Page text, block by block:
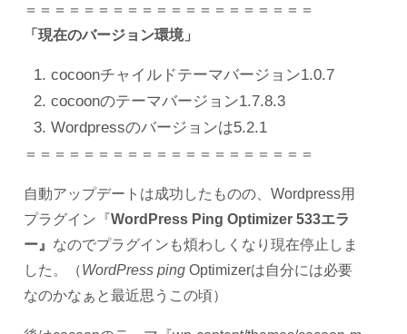
＝＝＝＝＝＝＝＝＝＝＝＝＝＝＝＝＝＝＝＝
「現在のバージョン環境」
cocoonチャイルドテーマバージョン1.0.7
cocoonのテーマバージョン1.7.8.3
Wordpressのバージョンは5.2.1
＝＝＝＝＝＝＝＝＝＝＝＝＝＝＝＝＝＝＝＝
自動アップデートは成功したものの、Wordpress用
プラグイン『WordPress Ping Optimizer 533エラ
ー』 なのでプラグインも煩わしくなり現在停止しま
した。（WordPress ping Optimizerは自分には必要
なのかなぁと最近思うこの頃）